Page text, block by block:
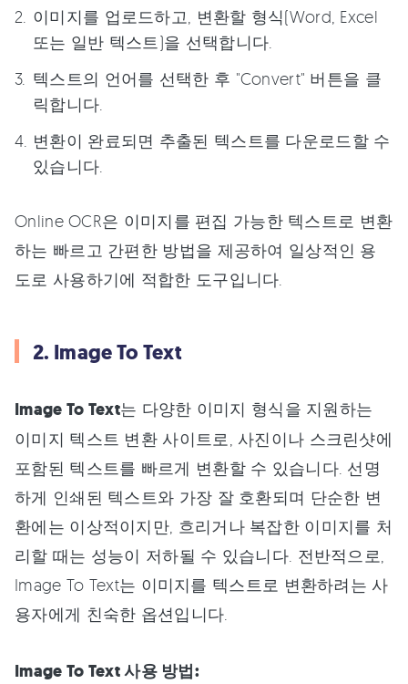
이미지를 업로드하고, 변환할 형식(Word, Excel
또는 일반 텍스트)을 선택합니다.
텍스트의 언어를 선택한 후 "Convert" 버튼을 클
릭합니다.
변환이 완료되면 추출된 텍스트를 다운로드할 수
있습니다.
Online OCR은 이미지를 편집 가능한 텍스트로 변환
하는 빠르고 간편한 방법을 제공하여 일상적인 용
도로 사용하기에 적합한 도구입니다.
2. Image To Text
Image To Text는 다양한 이미지 형식을 지원하는
이미지 텍스트 변환 사이트로, 사진이나 스크린샷에
포함된 텍스트를 빠르게 변환할 수 있습니다. 선명
하게 인쇄된 텍스트와 가장 잘 호환되며 단순한 변
환에는 이상적이지만, 흐리거나 복잡한 이미지를 처
리할 때는 성능이 저하될 수 있습니다. 전반적으로,
Image To Text는 이미지를 텍스트로 변환하려는 사
용자에게 친숙한 옵션입니다.
Image To Text 사용 방법: